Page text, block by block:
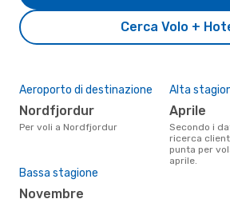
Cerca Volo +
Aeroporto di destinazione
Nordfjordur
Per voli a Nordfjordur
Alta
aprile
Secondo i dati della nostra
ricerca
punta per
aprile.
Bassa stagione
novembre